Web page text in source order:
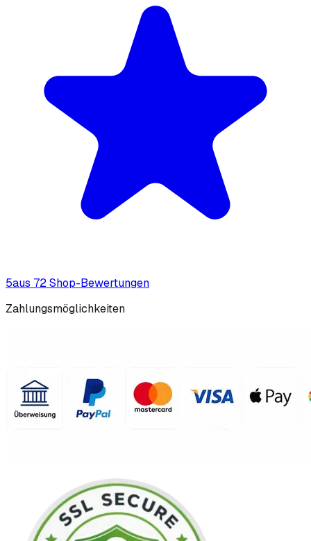
5aus 72Shop-Bewertungen
Zahlungsmöglichkeiten